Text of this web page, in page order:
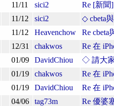
11/11 sici2
Re [新聞
11/12 sici2
◇ cbeta
11/12 Heavenchow
Re cbeta
12/31 chakwos
Re 在
01/09 DavidChiou
◇ 請大
01/19 chakwos
Re 在
01/19 DavidChiou
Re 在
04/06 tag73m
Re 優婆